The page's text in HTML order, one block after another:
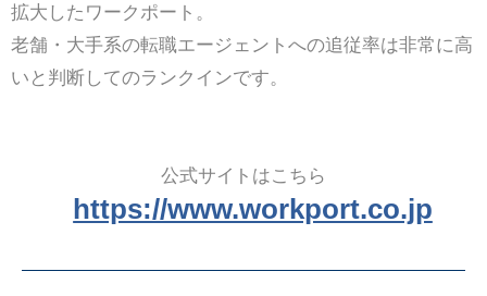
拡大したワークポート。
老舗・大手系の転職エージェントへの追従率は非常に高
いと判断してのランクインです。
公式サイトはこちら
https://www.workport.co.jp